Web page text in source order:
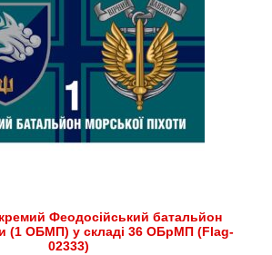
Феодосійський батальйон
(1 ОБМП) у складі 36 ОБрМП (Flag-
02333)